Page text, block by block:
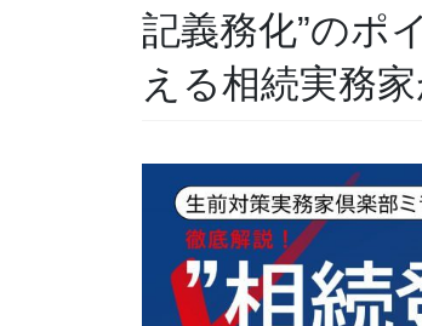
記義務化”のポ
える相続実務